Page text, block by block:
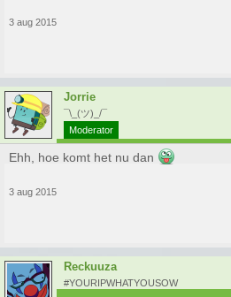
3 aug 2015
Jorrie
¯\_(ツ)_/¯
Moderator
Ehh, hoe komt het nu dan
3 aug 2015
Reckuuza
#YOURIPWHATYOUSOW